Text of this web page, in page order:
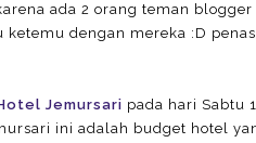
ada 2 orang teman
dengan mereka :D
Jemursari pada hari Sabtu
ini adalah budget hotel